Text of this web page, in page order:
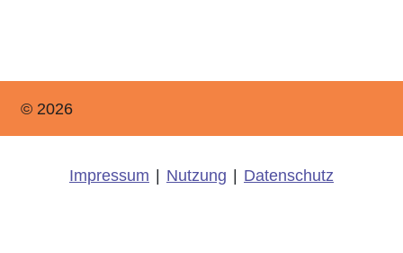
© 2026
Impressum Nutzung Datenschutz